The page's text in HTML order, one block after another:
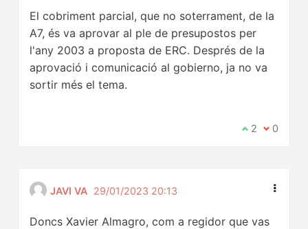
El cobriment parcial, que no soterrament, de la
A7, és va aprovar al ple de presupostos per
l'any 2003 a proposta de ERC. Després de la
aprovació i comunicació al gobierno, ja no va
sortir més el tema.
Estic d'acord
2 No estic
0
JAVI VA 29/01/2023 20:13
Doncs Xavier Almagro, com a regidor que vas